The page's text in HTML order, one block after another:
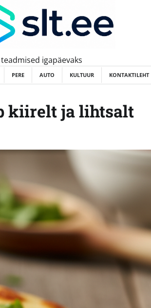
teadmised igapäevaks
PERE AUTO KULTUUR KONTAKTILEHT
kiirelt ja lihtsalt